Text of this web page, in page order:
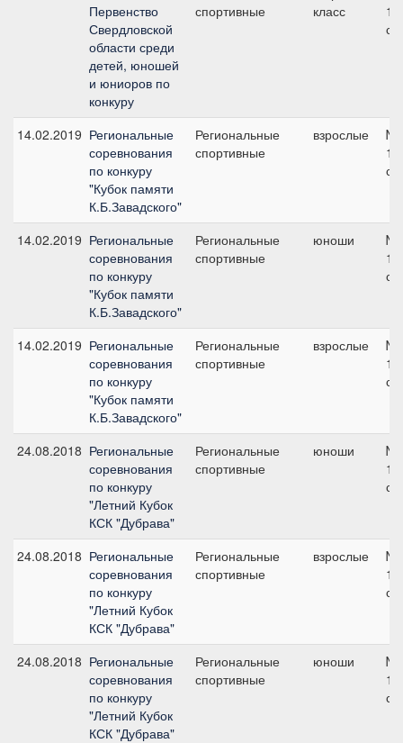
Первенство
Свердловской
области среди
детей, юношей
и юниоров по
конкуру
спортивные
класс
см
14.02.2019 Региональные
соревнования
по конкуру
"Кубок памяти
К.Б.Завадского"
Региональные
спортивные
взрослые
см
14.02.2019 Региональные
соревнования
по конкуру
"Кубок памяти
К.Б.Завадского"
Региональные
спортивные
юноши
см
14.02.2019 Региональные
соревнования
по конкуру
"Кубок памяти
К.Б.Завадского"
Региональные
спортивные
взрослые
см
24.08.2018 Региональные
соревнования
по конкуру
"Летний Кубок
КСК "Дубрава"
Региональные
спортивные
юноши
см
24.08.2018 Региональные
соревнования
по конкуру
"Летний Кубок
КСК "Дубрава"
Региональные
спортивные
взрослые
см
24.08.2018 Региональные
соревнования
по конкуру
"Летний Кубок
КСК "Дубрава"
Региональные
спортивные
юноши
см